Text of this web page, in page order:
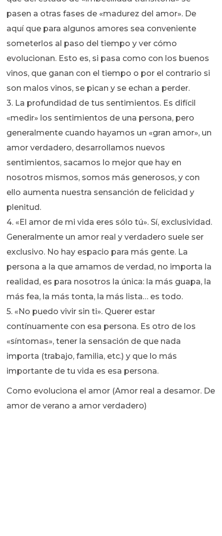
pasen a otras fases de «madurez del amor». De
aquí que para algunos amores sea conveniente
someterlos al paso del tiempo y ver cómo
evolucionan. Esto es, si pasa como con los buenos
vinos, que ganan con el tiempo o por el contrario si
son malos vinos, se pican y se echan a perder.
3. La profundidad de tus sentimientos. Es difícil
«medir» los sentimientos de una persona, pero
generalmente cuando hayamos un «gran amor», un
amor verdadero, desarrollamos nuevos
sentimientos, sacamos lo mejor que hay en
nosotros mismos, somos más generosos, y con
ello aumenta nuestra sensanción de felicidad y
plenitud.
4. «El amor de mi vida eres sólo tú». Sí, exclusividad.
Generalmente un amor real y verdadero suele ser
exclusivo. No hay espacio para más gente. La
persona a la que amamos de verdad, no importa la
realidad, es para nosotros la única: la más guapa, la
más fea, la más tonta, la más lista… es todo.
5. «No puedo vivir sin ti». Querer estar
contínuamente con esa persona. Es otro de los
«síntomas», tener la sensación de que nada
importa (trabajo, familia, etc.) y que lo más
importante de tu vida es esa persona.
Como evoluciona el amor (Amor real a desamor. De
amor de verano a amor verdadero)